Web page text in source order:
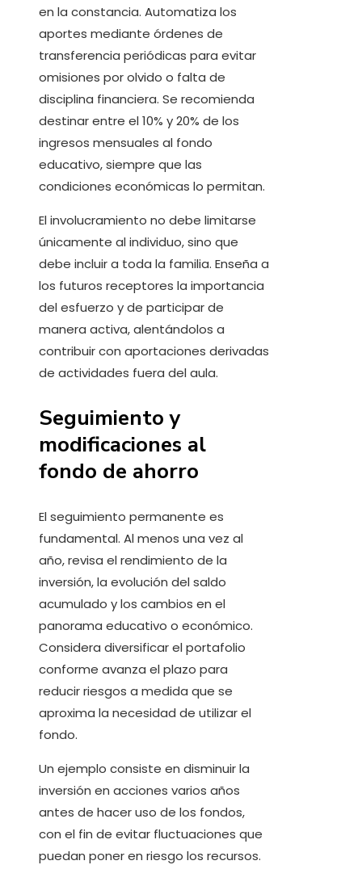
en la constancia. Automatiza los
aportes mediante órdenes de
transferencia periódicas para evitar
omisiones por olvido o falta de
disciplina financiera. Se recomienda
destinar entre el 10% y 20% de los
ingresos mensuales al fondo
educativo, siempre que las
condiciones económicas lo permitan.
El involucramiento no debe limitarse
únicamente al individuo, sino que
debe incluir a toda la familia. Enseña a
los futuros receptores la importancia
del esfuerzo y de participar de
manera activa, alentándolos a
contribuir con aportaciones derivadas
de actividades fuera del aula.
Seguimiento y
modificaciones al
fondo de ahorro
El seguimiento permanente es
fundamental. Al menos una vez al
año, revisa el rendimiento de la
inversión, la evolución del saldo
acumulado y los cambios en el
panorama educativo o económico.
Considera diversificar el portafolio
conforme avanza el plazo para
reducir riesgos a medida que se
aproxima la necesidad de utilizar el
fondo.
Un ejemplo consiste en disminuir la
inversión en acciones varios años
antes de hacer uso de los fondos,
con el fin de evitar fluctuaciones que
puedan poner en riesgo los recursos.